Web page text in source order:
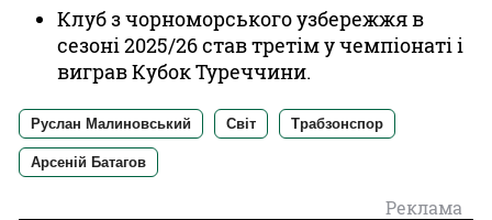
Клуб з чорноморського узбережжя в
сезоні 2025/26 став третім у чемпіонаті і
виграв Кубок Туреччини.
Руслан Малиновський Світ Трабзонспор
Арсеній Батагов
Реклама